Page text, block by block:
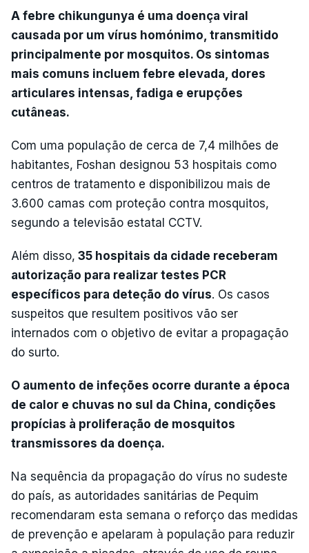
A febre chikungunya é uma doença viral
causada por um vírus homónimo, transmitido
principalmente por mosquitos. Os sintomas
mais comuns incluem febre elevada, dores
articulares intensas, fadiga e erupções
cutâneas.
Com uma população de cerca de 7,4 milhões de
habitantes, Foshan designou 53 hospitais como
centros de tratamento e disponibilizou mais de
3.600 camas com proteção contra mosquitos,
segundo a televisão estatal CCTV.
Além disso, 35 hospitais da cidade receberam
autorização para realizar testes PCR
específicos para deteção do vírus. Os casos
suspeitos que resultem positivos vão ser
internados com o objetivo de evitar a propagação
do surto.
O aumento de infeções ocorre durante a época
de calor e chuvas no sul da China, condições
propícias à proliferação de mosquitos
transmissores da doença.
Na sequência da propagação do vírus no sudeste
do país, as autoridades sanitárias de Pequim
recomendaram esta semana o reforço das medidas
de prevenção e apelaram à população para reduzir